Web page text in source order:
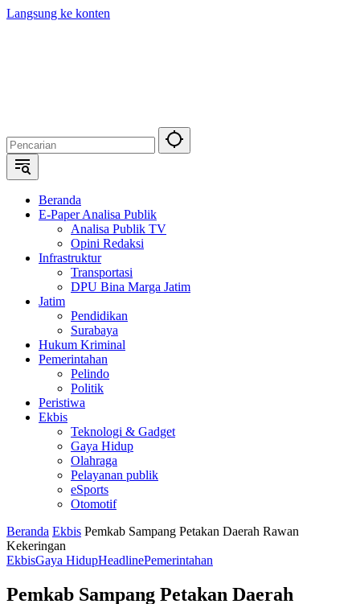
Langsung ke konten
Beranda
E-Paper Analisa Publik
Analisa Publik TV
Opini Redaksi
Infrastruktur
Transportasi
DPU Bina Marga Jatim
Jatim
Pendidikan
Surabaya
Hukum Kriminal
Pemerintahan
Pelindo
Politik
Peristiwa
Ekbis
Teknologi & Gadget
Gaya Hidup
Olahraga
Pelayanan publik
eSports
Otomotif
Beranda Ekbis Pemkab Sampang Petakan Daerah Rawan
Kekeringan
EkbisGaya HidupHeadlinePemerintahan
Pemkab Sampang Petakan Daerah